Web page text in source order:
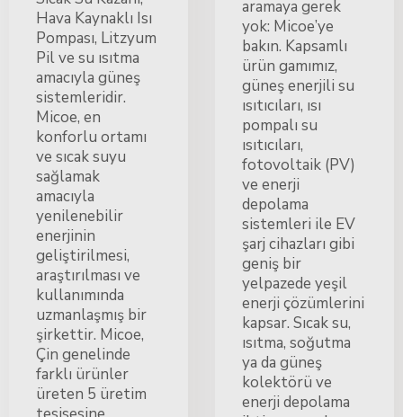
Hava Kaynaklı Isı
Pompası, Litzyum
Pil ve su ısıtma
amacıyla güneş
sistemleridir.
Micoe, en
konforlu ortamı
ve sıcak suyu
sağlamak
amacıyla
yenilenebilir
enerjinin
geliştirilmesi,
araştırılması ve
kullanımında
uzmanlaşmış bir
şirkettir. Micoe,
Çin genelinde
farklı ürünler
üreten 5 üretim
aramaya gerek
yok: Micoe’ye
bakın. Kapsamlı
ürün gamımız,
güneş enerjili su
ısıtıcıları, ısı
pompalı su
ısıtıcıları,
fotovoltaik (PV)
ve enerji
depolama
sistemleri ile EV
şarj cihazları gibi
geniş bir
yelpazede yeşil
enerji çözümlerini
kapsar. Sıcak su,
ısıtma, soğutma
ya da güneş
kolektörü ve
enerji depolama